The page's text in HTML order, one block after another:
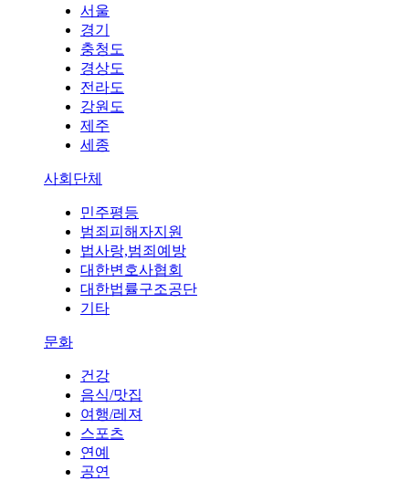
서울
경기
충청도
경상도
전라도
강원도
제주
세종
사회단체
민주평등
범죄피해자지원
법사랑,범죄예방
대한변호사협회
대한법률구조공단
기타
문화
건강
음식/맛집
여행/레져
스포츠
연예
공연